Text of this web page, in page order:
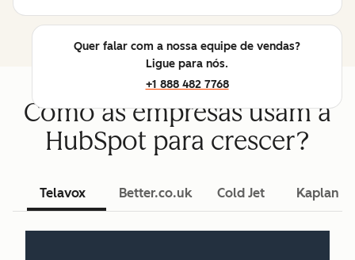
Quer falar com a nossa equipe de vendas?
Ligue para nós.
+1 888 482 7768
Como as empresas usam a
HubSpot para crescer?
Telavox Better.co.uk Cold Jet Kaplan